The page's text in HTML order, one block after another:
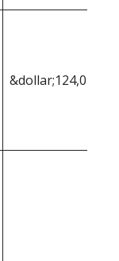
&dollar;124,028